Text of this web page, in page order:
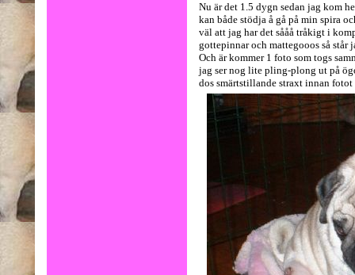
Nu är det 1.5 dygn sedan jag kom
kan både stödja å gå på min spira
väl att jag har det sååå tråkigt i
gottepinnar och mattegooos så står
Och är kommer 1 foto som togs
jag ser nog lite pling-plong ut på
dos smärtstillande straxt innan